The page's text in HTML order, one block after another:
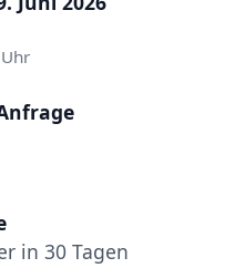
in 30 Tagen